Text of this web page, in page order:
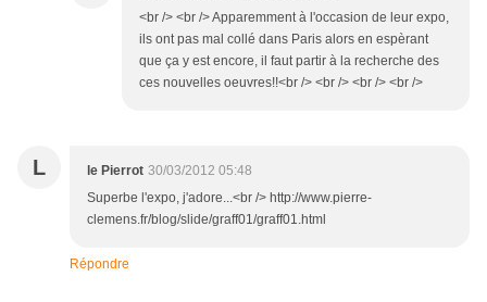
<br /> <br /> Apparemment à l'occasion de leur expo,
ils ont pas mal collé dans Paris alors en espèrant
que ça y est encore, il faut partir à la recherche des
ces nouvelles oeuvres!!<br /> <br /> <br /> <br />
L le Pierrot 30/03/2012 05:48
Superbe l'expo, j'adore...<br /> http://www.pierre-
clemens.fr/blog/slide/graff01/graff01.html
Répondre